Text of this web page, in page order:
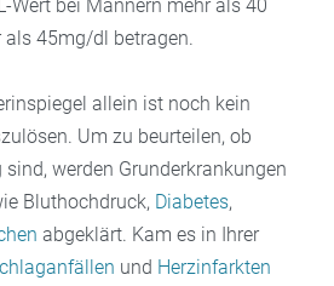
Wert bei Männern mehr als 40
als 45mg/dl betragen.
allein ist noch kein
Um zu beurteilen, ob
werden Grunderkrankungen
Bluthochdruck, Diabetes,
abgeklärt. Kam es in Ihrer
und Herzinfarkten